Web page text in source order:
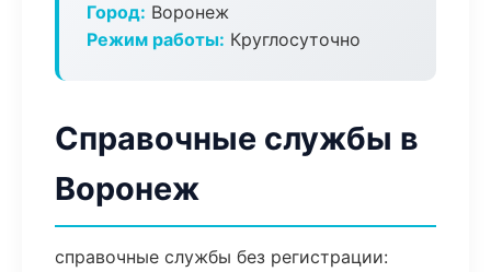
Город: Воронеж
Режим работы: Круглосуточно
Справочные службы в
Воронеж
справочные службы без регистрации: